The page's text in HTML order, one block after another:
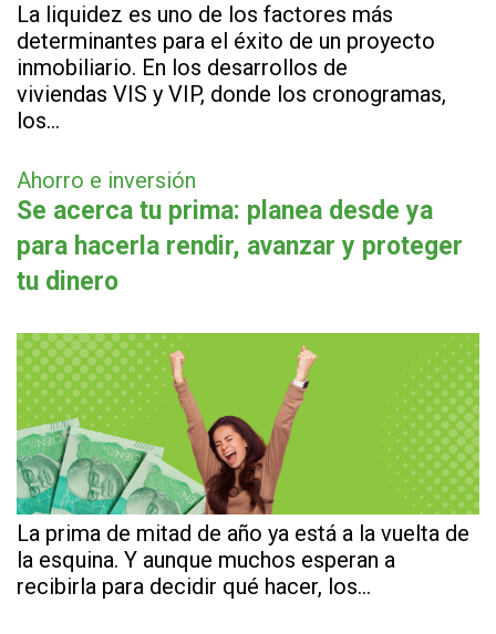
La liquidez es uno de los factores más
determinantes para el éxito de un proyecto
inmobiliario. En los desarrollos de
viviendas VIS y VIP, donde los cronogramas,
los…
Ahorro e inversión
Se acerca tu prima: planea desde ya
para hacerla rendir, avanzar y proteger
tu dinero
La prima de mitad de año ya está a la vuelta de
la esquina. Y aunque muchos esperan a
recibirla para decidir qué hacer, los…